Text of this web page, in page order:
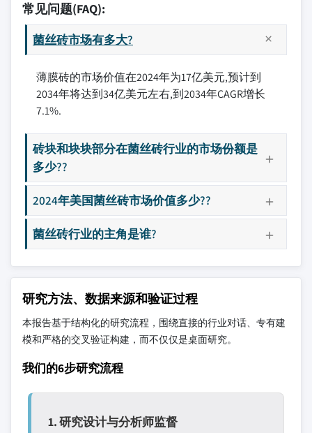
常见问题(FAQ):
菌丝砖市场有多大?
薄膜砖的市场价值在2024年为17亿美元,预计到
2034年将达到34亿美元左右,到2034年CAGR增长
7.1%.
砖块和块块部分在菌丝砖行业的市场份额是
多少??
2024年美国菌丝砖市场价值多少??
菌丝砖行业的主角是谁?
研究方法、数据来源和验证过程
本报告基于结构化的研究流程，围绕直接的行业对话、专有建
模和严格的交叉验证构建，而不仅仅是桌面研究。
我们的6步研究流程
1. 研究设计与分析师监督